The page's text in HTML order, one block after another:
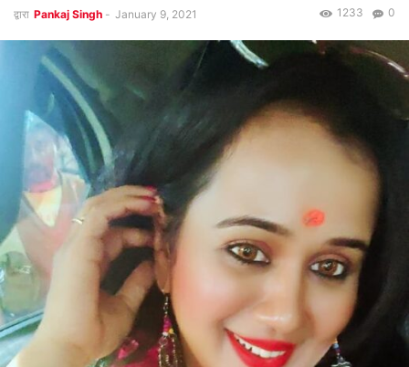
द्वारा Pankaj Singh - January 9, 2021 0
1233